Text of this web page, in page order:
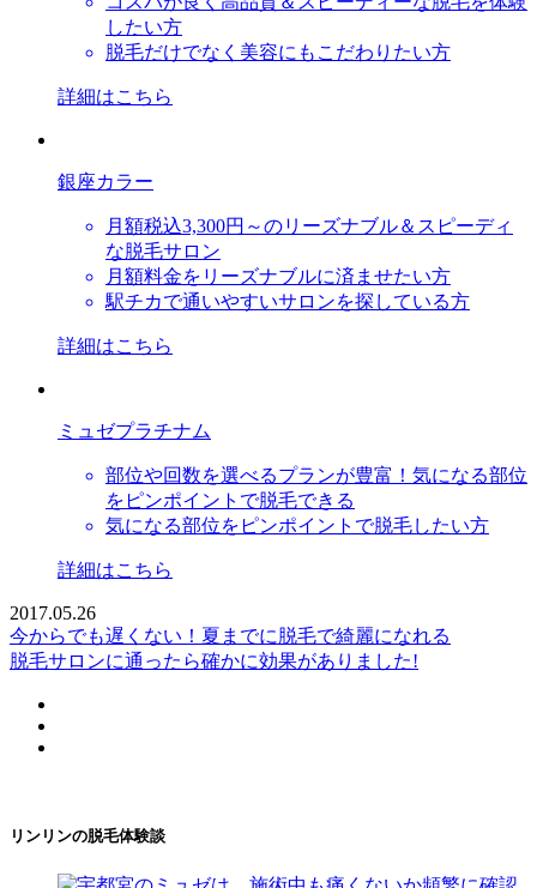
したい方
脱毛だけでなく美容にもこだわりたい方
詳細はこちら
銀座カラー
月額税込3,300円～のリーズナブル＆スピーディ
な脱毛サロン
月額料金をリーズナブルに済ませたい方
駅チカで通いやすいサロンを探している方
詳細はこちら
ミュゼプラチナム
部位や回数を選べるプランが豊富！気になる部位
をピンポイントで脱毛できる
気になる部位をピンポイントで脱毛したい方
詳細はこちら
2017.05.26
今からでも遅くない！夏までに脱毛で綺麗になれる
脱毛サロンに通ったら確かに効果がありました!
リンリンの脱毛体験談